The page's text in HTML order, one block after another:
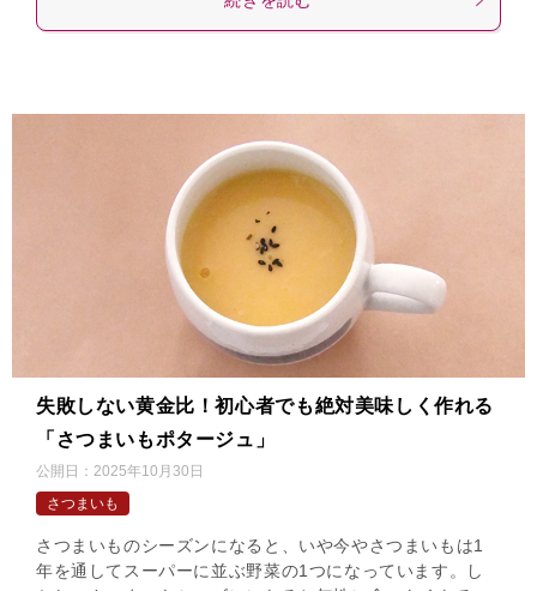
失敗しない黄金比！初心者でも絶対美味しく作れる
「さつまいもポタージュ」
公開日： 2025年10月30日
さつまいも
さつまいものシーズンになると、いや今やさつまいもは1
年を通してスーパーに並ぶ野菜の1つになっています。し